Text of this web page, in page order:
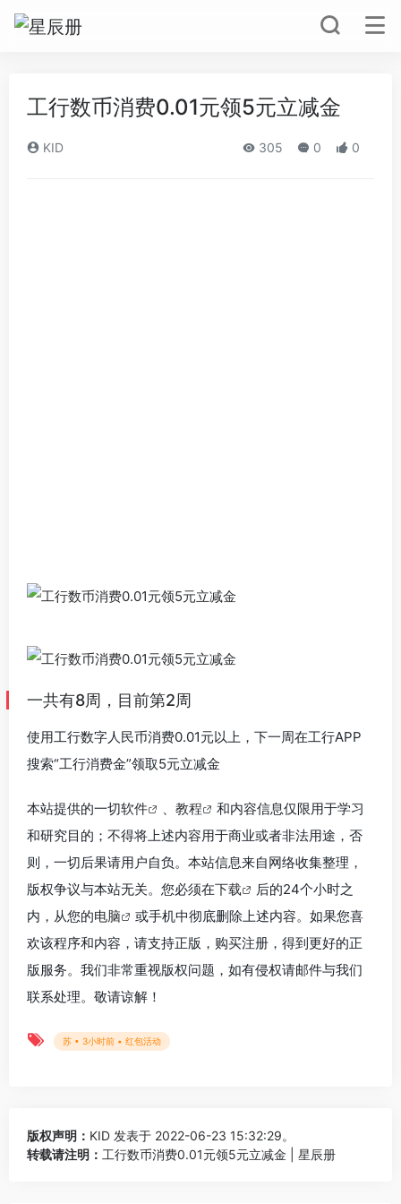
工行数币消费0.01元领5元立减金
KID 305 0 0
一共有8周，目前第2周
使用工行数字人民币消费0.01元以上，下一周在工行APP
搜索“工行消费金”领取5元立减金
本站提供的一切软件 教程
和内容信息仅限用于学习
和研究目的；不得将上述内容用于商业或者非法用途，否
则，一切后果请用户自负。本站信息来自网络收集整理，
版权争议与本站无关。您必须在下载
后的24个小时之
内，从您的电脑
或手机中彻底删除上述内容。如果您喜
欢该程序和内容，请支持正版，购买注册，得到更好的正
版服务。我们非常重视版权问题，如有侵权请邮件与我们
联系处理。敬请谅解！
苏 • 3小时前 • 红包活动
版权声明： KID 发表于 2022-06-23 15:32:29。
转载请注明： 工行数币消费0.01元领5元立减金 | 星辰册